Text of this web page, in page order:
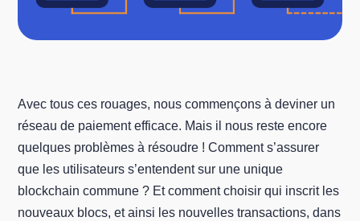
Avec tous ces rouages, nous commençons à deviner un
réseau de paiement efficace. Mais il nous reste encore
quelques problèmes à résoudre ! Comment s’assurer
que les utilisateurs s’entendent sur une unique
blockchain commune ? Et comment choisir qui inscrit les
nouveaux blocs, et ainsi les nouvelles transactions, dans